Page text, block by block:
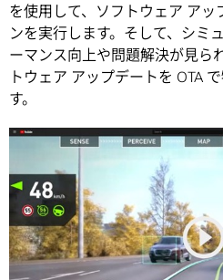
を使用して、ソフトウェア アッ
ンを実行します。そして、シミ
ーマンス向上や問題解決が見ら
トウェア アップデートを OTA
す。